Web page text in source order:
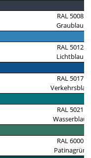
RAL 5008
Graublau
RAL 5012
Lichtblau
RAL 5017
Verkehrsblau
RAL 5021
Wasserblau
RAL 6000
Patinagrün